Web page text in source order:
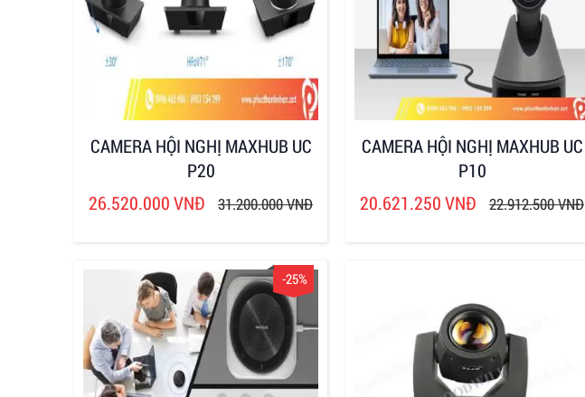
CAMERA HỘI NGHỊ MAXHUB UC
P20
26.520.000 VNĐ
31.200.000 VNĐ
CAMERA HỘI NGHỊ MAXHUB UC
P10
20.621.250 VNĐ
22.912.500 VNĐ
-25%